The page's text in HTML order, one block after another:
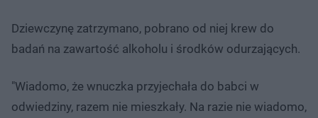
Dziewczynę zatrzymano, pobrano od niej krew do
badań na zawartość alkoholu i środków odurzających.
"Wiadomo, że wnuczka przyjechała do babci w
odwiedziny, razem nie mieszkały. Na razie nie wiadomo,